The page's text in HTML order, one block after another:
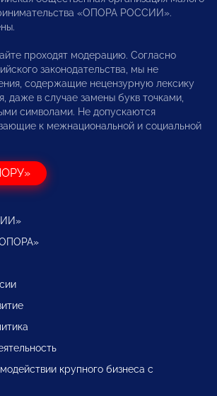
«ОПОРА РОССИИ».
проходят модерацию. Согласно
законодательства, мы не
содержащие нецензурную лексику
даже в случае замены букв точками,
символами. Не допускаются
к межнациональной и социальной
крупного бизнеса с